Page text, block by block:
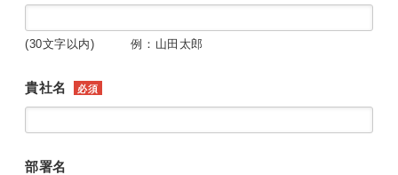
(30文字以内) 例：山田太郎
貴社名 必須
部署名